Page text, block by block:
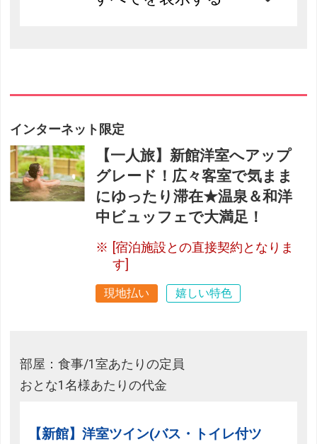
インターネット限定
【一人旅】新館洋室へアップ
グレード！広々客室で気まま
にゆったり滞在★温泉＆和洋
中ビュッフェで大満足！
[宿泊施設との直接契約となりま
す]
現地払い 嬉しい特色
部屋：食事/1室あたりの定員
おとな1名様あたりの代金
【新館】洋室ツイン(バス・トイレ付ツ